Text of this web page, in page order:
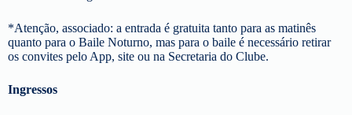
*Atenção, associado: a entrada é gratuita tanto para as matinês
quanto para o Baile Noturno, mas para o baile é necessário retirar
os convites pelo App, site ou na Secretaria do Clube.
Ingressos